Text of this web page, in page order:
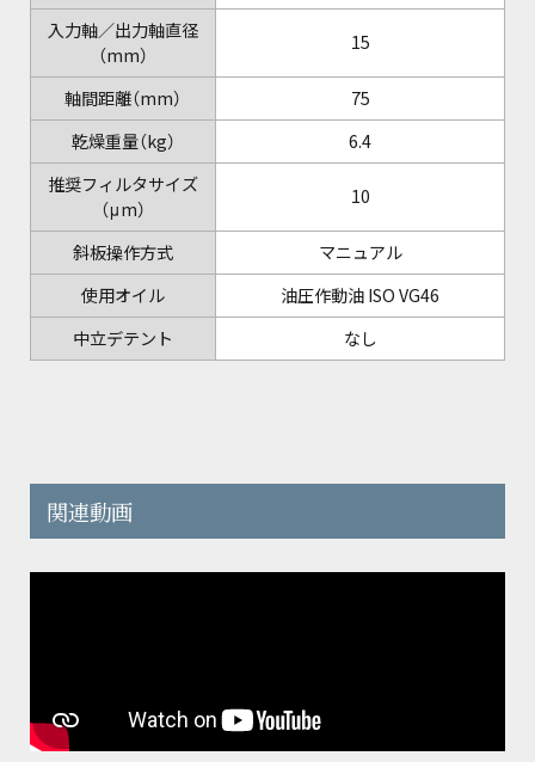
入力軸／出力軸直径
（mm）
15
軸間距離（mm）
75
乾燥重量（kg）
6.4
推奨フィルタサイズ
（μm）
10
斜板操作方式
マニュアル
使用オイル
油圧作動油 ISO VG46
中立デテント
なし
関連動画